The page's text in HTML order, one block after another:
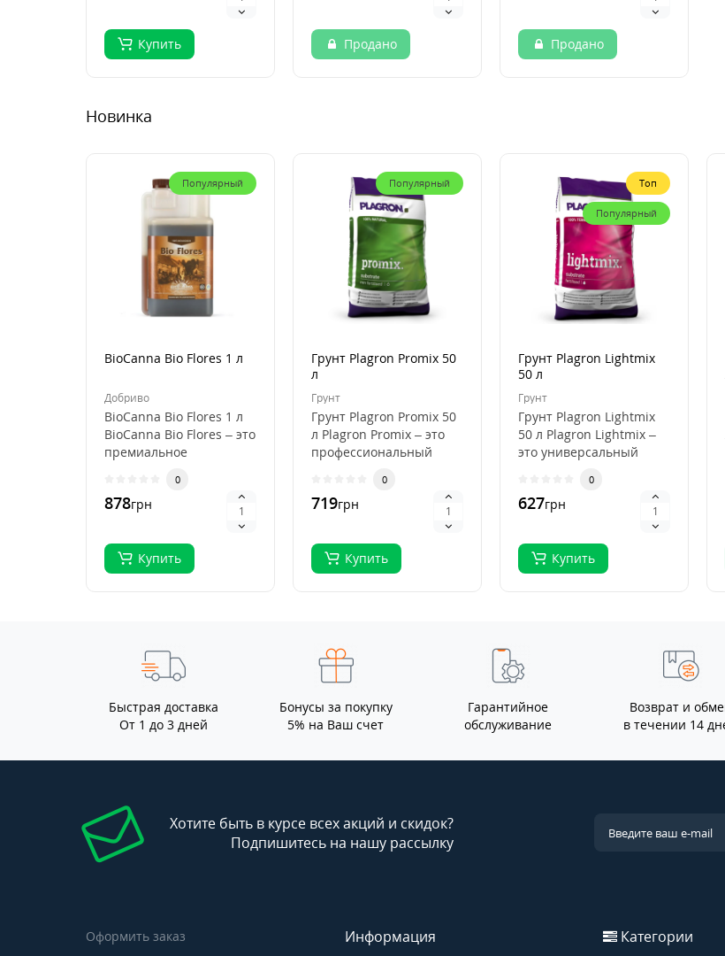
Купить Продано Продано
Новинка
Популярный
BioCanna Bio Flores 1 л
Добриво
BioCanna Bio Flores 1 л
BioCanna Bio Flores – это
премиальное
удобрение для ст..
0
878грн
Купить
Популярный
Грунт Plagron Promix 50
л
Грунт
Грунт Plagron Promix 50
л Plagron Promix – это
профессиональный
выращивания
растений, ..
0
719грн
Купить
Топ
Популярный
Грунт Plagron Lightmix
50 л
Грунт
Грунт Plagron Lightmix
50 л Plagron Lightmix –
это универсальный
выращивания..
0
627грн
Купить
Быстрая доставка
От 1 до 3 дней
Бонусы за покупку
5% на Ваш счет
Гарантийное
обслуживание
Возврат и
в течении 14
Хотите быть в курсе всех акций и скидок?
Подпишитесь на нашу рассылку
Оформить заказ Информация Категории